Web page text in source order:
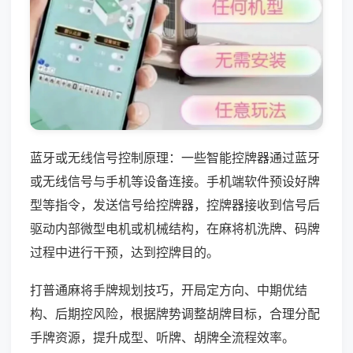
蓝牙或无线信号控制原理：一些智能控牌器通过蓝牙
或无线信号与手机等设备连接。手机端软件预设好牌
型等指令，发送信号给控牌器，控牌器接收到信号后
驱动内部微型电机或机械结构，在麻将机洗牌、码牌
过程中进行干预，达到控牌目的。
打普通麻将手牌规划技巧，开局定方向、中期优结
构、后期控风险，根据牌势调整胡牌目标，合理分配
手牌资源，提升成型、听牌、胡牌全流程效率。